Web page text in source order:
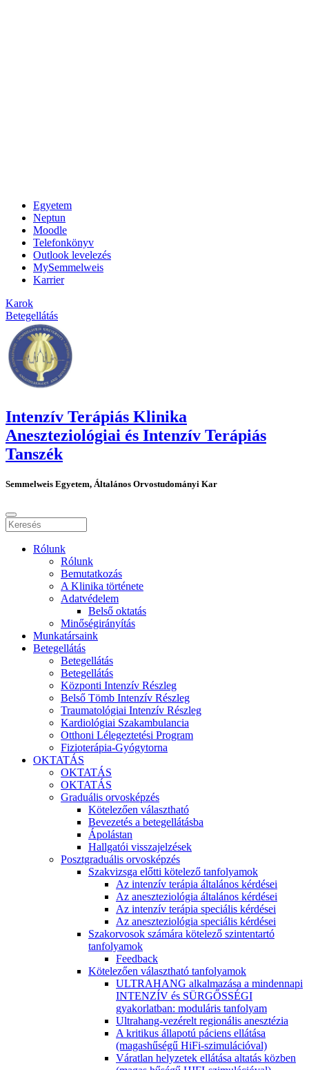
Egyetem
Neptun
Moodle
Telefonkönyv
Outlook levelezés
MySemmelweis
Karrier
Karok
Betegellátás
Intenzív Terápiás Klinika
Aneszteziológiai és Intenzív Terápiás
Tanszék
Semmelweis Egyetem, Általános Orvostudományi Kar
Rólunk
Rólunk
Bemutatkozás
A Klinika története
Adatvédelem
Belső oktatás
Minőségirányítás
Munkatársaink
Betegellátás
Betegellátás
Betegellátás
Központi Intenzív Részleg
Belső Tömb Intenzív Részleg
Traumatológiai Intenzív Részleg
Kardiológiai Szakambulancia
Otthoni Lélegeztetési Program
Fizioterápia-Gyógytorna
OKTATÁS
OKTATÁS
OKTATÁS
Graduális orvosképzés
Kötelezően választható
Bevezetés a betegellátásba
Ápolástan
Hallgatói visszajelzések
Posztgraduális orvosképzés
Szakvizsga előtti kötelező tanfolyamok
Az intenzív terápia általános kérdései
Az aneszteziológia általános kérdései
Az intenzív terápia speciális kérdései
Az aneszteziológia speciális kérdései
Szakorvosok számára kötelező szintentartó
tanfolyamok
Feedback
Kötelezően választható tanfolyamok
ULTRAHANG alkalmazása a mindennapi
INTENZÍV és SÜRGŐSSÉGI
gyakorlatban: moduláris tanfolyam
Ultrahang-vezérelt regionális anesztézia
A kritikus állapotú páciens ellátása
(magashűségű HiFi-szimulációval)
Váratlan helyzetek ellátása altatás közben